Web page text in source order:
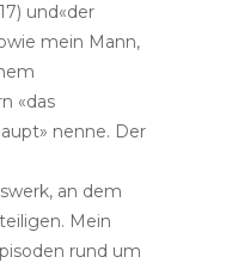
und«der
mein Mann,
«das
nenne. Der
an dem
Mein
rund um